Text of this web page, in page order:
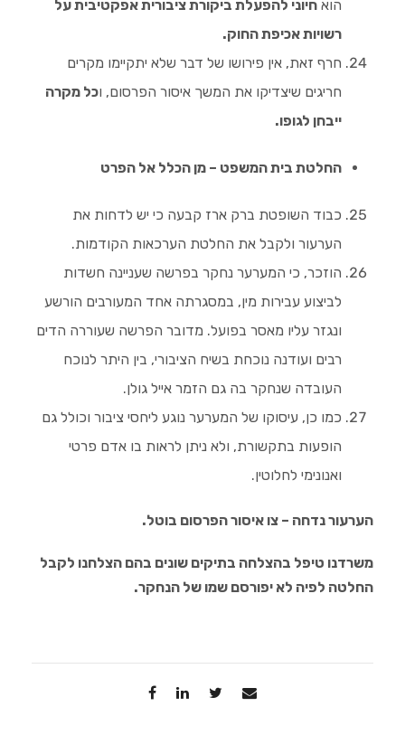
הוא חיוני להפעלת ביקורת ציבורית אפקטיבית על
רשויות אכיפת החוק.
חרף זאת, אין פירושו של דבר שלא יתקיימו מקרים
חריגים שיצדיקו את המשך איסור הפרסום, וכל מקרה
ייבחן לגופו.
החלטת בית המשפט – מן הכלל אל הפרט
כבוד השופטת ברק ארז קבעה כי יש לדחות את
הערעור ולקבל את החלטת הערכאות הקודמות.
הוזכר, כי המערער נחקר בפרשה שעניינה חשדות
לביצוע עבירות מין, במסגרתה אחד המעורבים הורשע
ונגזר עליו מאסר בפועל. מדובר הפרשה שעוררה הדים
רבים ועודנה נוכחת בשיח הציבורי, בין היתר לנוכח
העובדה שנחקר בה גם הזמר אייל גולן.
כמו כן, עיסוקו של המערער נוגע ליחסי ציבור וכולל גם
הופעות בתקשורת, ולא ניתן לראות בו אדם פרטי
ואנונימי לחלוטין.
הערעור נדחה – צו איסור הפרסום בוטל.
משרדנו טיפל בהצלחה בתיקים שונים בהם הצלחנו לקבל
החלטה לפיה לא יפורסם שמו של הנחקר.